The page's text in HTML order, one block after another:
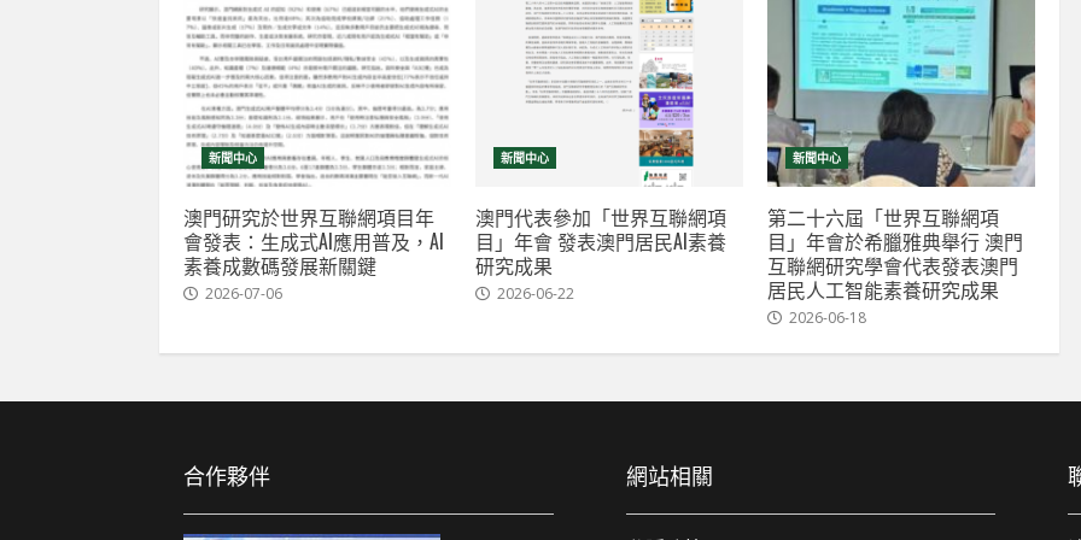
新聞中心
澳門研究於世界互聯網項目年
會發表：生成式AI應用普及，AI
素養成數碼發展新關鍵
2026-07-06
新聞中心
澳門代表參加「世界互聯網項
目」年會 發表澳門居民AI素養
研究成果
2026-06-22
新聞中心
第二十六屆「世界互聯網項
目」年會於希臘雅典舉行 澳門
互聯網研究學會代表發表澳門
居民人工智能素養研究成果
2026-06-18
合作夥伴 網站相關